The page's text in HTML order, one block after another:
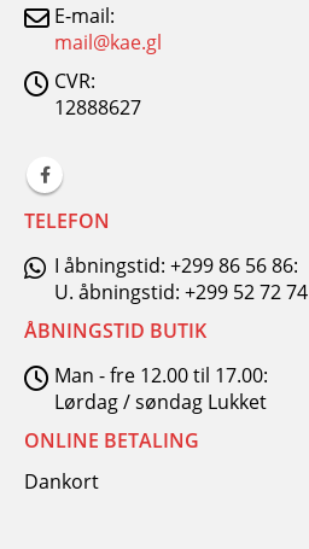
E-mail:
mail@kae.gl
CVR:
12888627
TELEFON
I åbningstid: +299 86 56 86:
U. åbningstid: +299 52 72 74
ÅBNINGSTID BUTIK
Man - fre 12.00 til 17.00:
Lørdag / søndag Lukket
ONLINE BETALING
Dankort